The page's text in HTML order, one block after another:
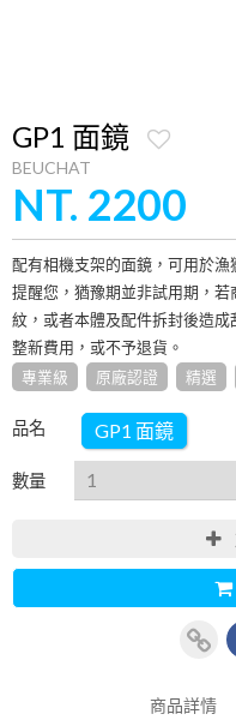
GP1 面鏡
BEUCHAT
NT. 2200
配有相機支架的面鏡，可用於漁
提醒您，猶豫期並非試用期，
紋，或者本體及配件拆封後造
整新費用，或不予退貨。
專業級
原廠認證 精選
品名 GP1 面鏡
數量
商品詳情